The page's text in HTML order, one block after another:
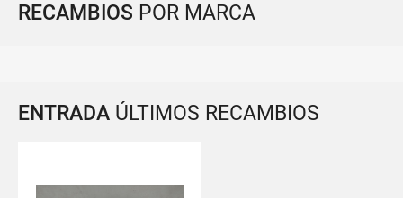
RECAMBIOS POR MARCA
ENTRADA ÚLTIMOS RECAMBIOS